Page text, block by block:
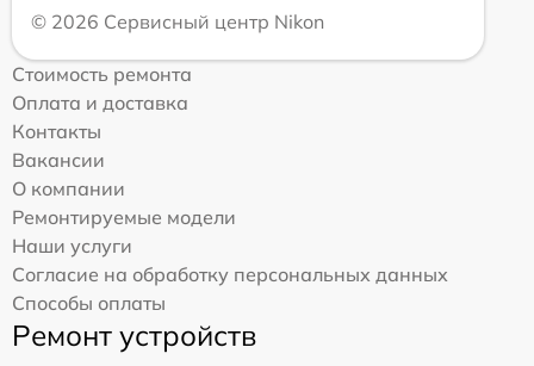
© 2026 Сервисный центр Nikon
Стоимость ремонта
Оплата и доставка
Контакты
Вакансии
О компании
Ремонтируемые модели
Наши услуги
Согласие на обработку персональных данных
Способы оплаты
Ремонт устройств